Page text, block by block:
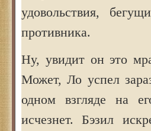
удовольствия,
противника.
Ну, увидит он это
Может, Ло успел
одном взгляде на
исчезнет. Бэзил